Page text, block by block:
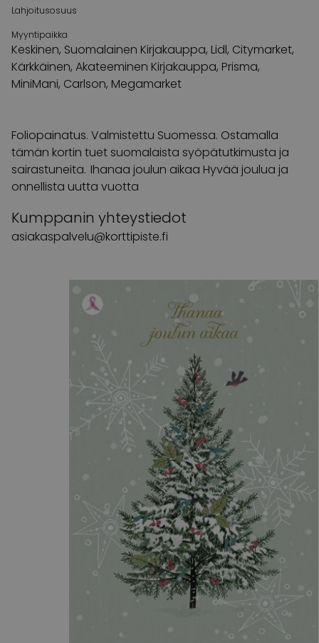
Lahjoitusosuus
Myyntipaikka
Keskinen, Suomalainen Kirjakauppa, Lidl, Citymarket,
Kärkkäinen, Akateeminen Kirjakauppa, Prisma,
MiniMani, Carlson, Megamarket
Foliopainatus. Valmistettu Suomessa. Ostamalla
tämän kortin tuet suomalaista syöpätutkimusta ja
sairastuneita. Ihanaa joulun aikaa Hyvää joulua ja
onnellista uutta vuotta
Kumppanin yhteystiedot
asiakaspalvelu@korttipiste.fi